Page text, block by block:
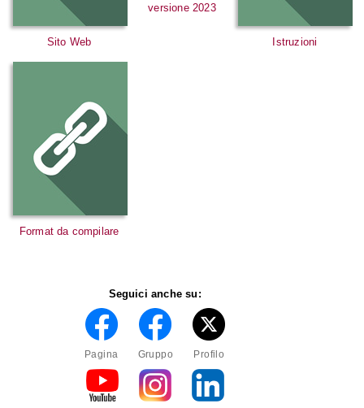
Sito Web
versione 2023
Istruzioni
Format da compilare
Seguici anche su:
Pagina Gruppo Profilo